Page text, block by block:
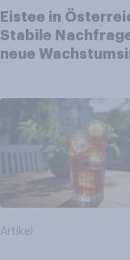
Eistee in
Stabile
neue
Artikel